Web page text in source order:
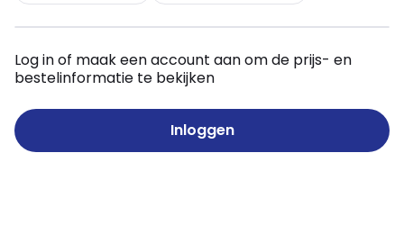
Log in of maak een account aan om de prijs- en
bestelinformatie te bekijken
Inloggen